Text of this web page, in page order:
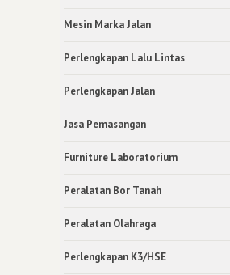
Mesin Marka Jalan
Perlengkapan Lalu Lintas
Perlengkapan Jalan
Jasa Pemasangan
Furniture Laboratorium
Peralatan Bor Tanah
Peralatan Olahraga
Perlengkapan K3/HSE